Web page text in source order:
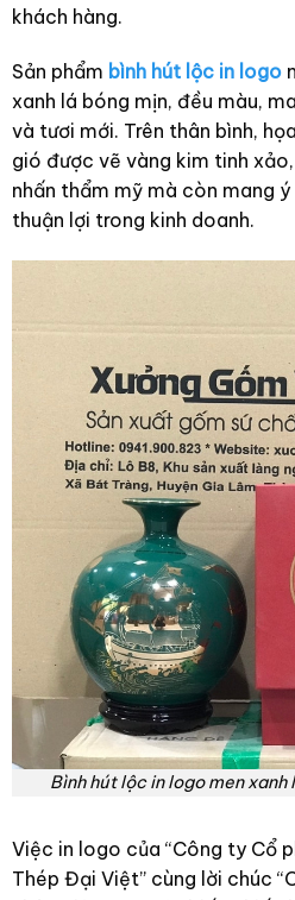
khách hàng.
Sản phẩm bình hút lộc in logo
xanh lá bóng mịn, đều màu,
và tươi mới. Trên thân bình,
gió được vẽ vàng kim tinh
nhấn thẩm mỹ mà còn mang
thuận lợi trong kinh doanh.
Bình hút lộc in logo men
Việc in logo của “Công ty Cổ
Thép Đại Việt” cùng lời chúc